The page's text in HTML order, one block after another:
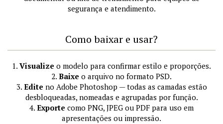
segurança e atendimento.
Como baixar e usar?
1. Visualize o modelo para confirmar estilo e proporções.
2. Baixe o arquivo no formato PSD.
3. Edite no Adobe Photoshop — todas as camadas estão
desbloqueadas, nomeadas e agrupadas por função.
4. Exporte como PNG, JPEG ou PDF para uso em
apresentações ou impressão.